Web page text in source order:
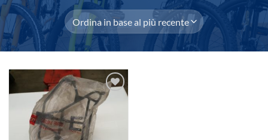
Aggiungi
alla lista